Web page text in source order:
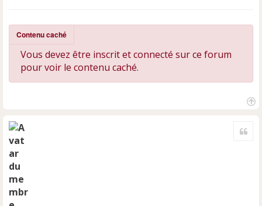
Contenu caché
Vous devez être inscrit et connecté sur ce forum
pour voir le contenu caché.